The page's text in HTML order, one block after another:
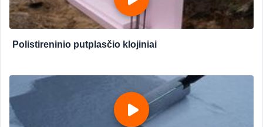
Polistireninio putplasčio klojiniai